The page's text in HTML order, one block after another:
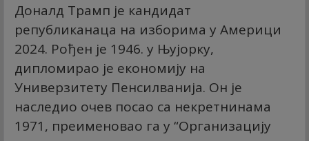
Доналд Трамп је кандидат
републиканаца на изборима у Америци
2024. Рођен је 1946. у Њујорку,
дипломирао је економију на
Универзитету Пенсилванија. Он је
наследио очев посао са некретнинама
1971, преименовао га у “Организацију